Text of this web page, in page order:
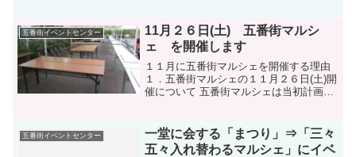
ら、三々五々集まる「マルシェ型」イベ
ントに見直すことで、感染症...
五番街イベントセンター
11月２６日(土) 五番街マルシ
ェ を開催します
１１月に五番街マルシェを開催する理由
１．五番街マルシェの１１月２６日(土)開
催について 五番街マルシェは当初計画で
開催日を１１月２６日(土)とし、コロナ感
染状況の急...
五番街イベントセンター
一堂に会する「まつり」⇒「三々
五々入れ替わるマルシェ」にイベ